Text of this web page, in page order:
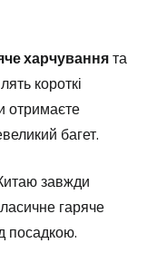
харчуваннята
короткі
отримаєте
багет.
завжди
гаряче
посадкою.